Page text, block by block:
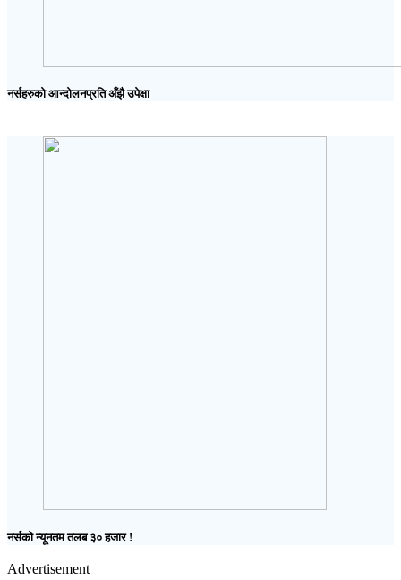
नर्सहरुको आन्दोलनप्रति अँझै उपेक्षा
नर्सको न्यूनतम तलब ३० हजार !
Advertisement